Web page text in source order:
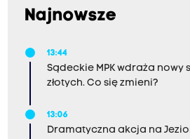
Najnowsze
13:44
Sądeckie MPK wdraża nowy
złotych. Co się zmieni?
13:06
Dramatyczna akcja na